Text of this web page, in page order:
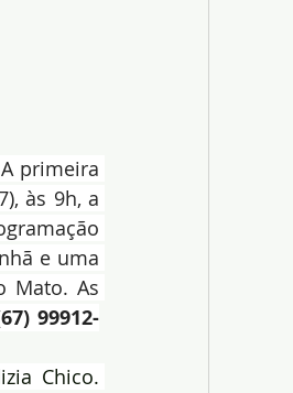
primeira
às 9h, a
e uma
Mato. As
99912-
Chico.